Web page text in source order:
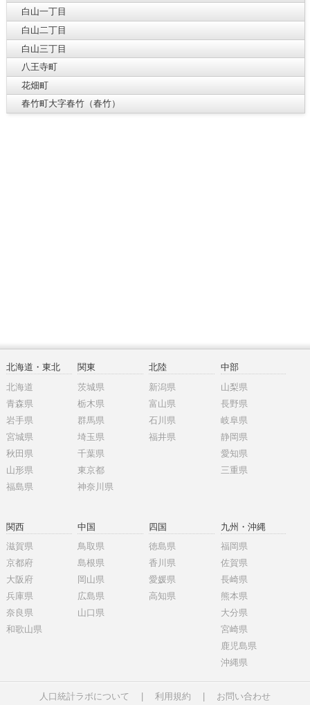
白山一丁目
白山二丁目
白山三丁目
八王寺町
花畑町
春竹町大字春竹（春竹）
北海道・東北
北海道
青森県
岩手県
宮城県
秋田県
山形県
福島県
関東
茨城県
栃木県
群馬県
埼玉県
千葉県
東京都
神奈川県
北陸
新潟県
富山県
石川県
福井県
中部
山梨県
長野県
岐阜県
静岡県
愛知県
三重県
関西
滋賀県
京都府
大阪府
兵庫県
奈良県
和歌山県
中国
鳥取県
島根県
岡山県
広島県
山口県
四国
徳島県
香川県
愛媛県
高知県
九州・沖縄
福岡県
佐賀県
長崎県
熊本県
大分県
宮崎県
鹿児島県
沖縄県
人口統計ラボについて 利用規約 お問い合わせ